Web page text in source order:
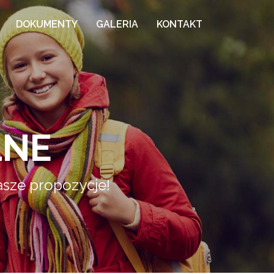
DOKUMENTY GALERIA KONTAKT
propozycje!